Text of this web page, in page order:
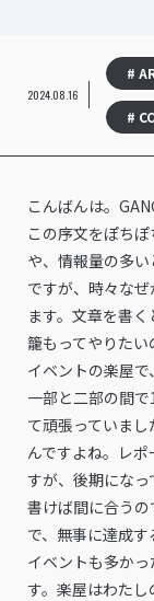
2024.08.16
#
#
こんばんは。
この序文をぽち
や、情報量の多
ですが、時々な
ます。文章を書
籠もってやりた
イベントの楽屋で
一部と二部の間
て頑張っていま
んですよね。レ
すが、後期にな
書けば間に合う
で、無事に達成
イベントも多か
す。楽屋はわたし